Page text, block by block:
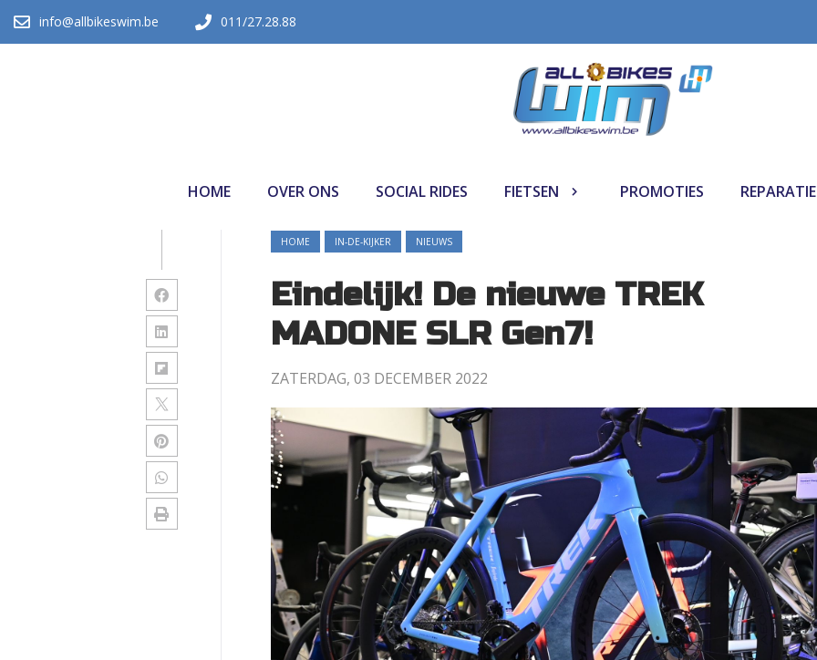
info@allbikeswim.be 011/27.28.88
HOME OVER ONS SOCIAL RIDES FIETSEN PROMOTIES REPARATIE
HOME IN-DE-KIJKER NIEUWS
Eindelijk! De nieuwe TREK
MADONE SLR Gen7!
ZATERDAG, 03 DECEMBER 2022